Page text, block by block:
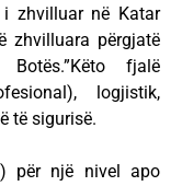
zhvilluar në Katar
zhvilluara përgjatë
fjalë
logjistik,
të sigurisë.
për një nivel apo